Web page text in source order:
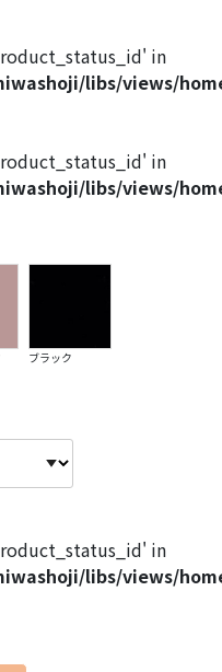
libs/views/
libs/views/
in
libs/views/
in
libs/views/
ブラック
in
libs/views/